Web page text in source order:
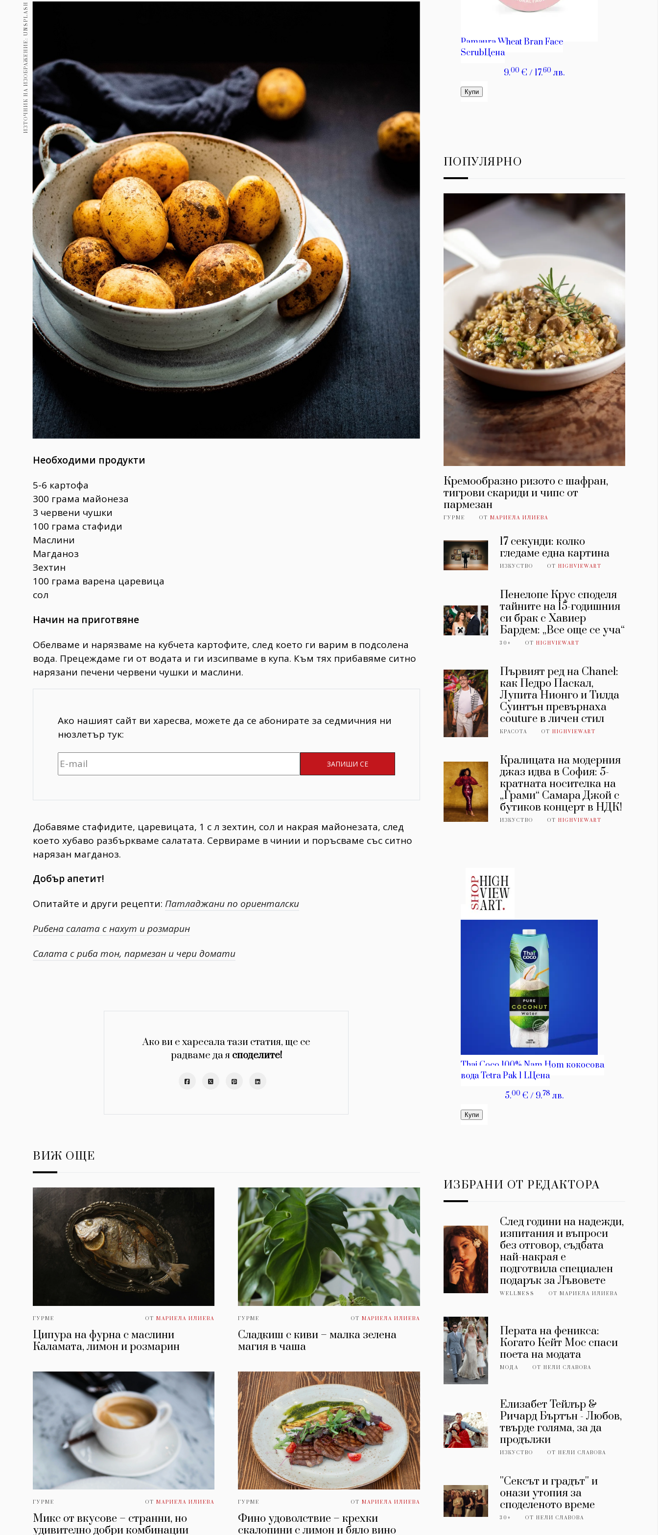
Пътувай
Здраве
Gentlemen
382
Wellness
ПОСЛЕДВАЙТЕ
НИ
ИЗТОЧНИК НА ИЗОБРАЖЕНИЕ: UNSPLASH
Необходими продукти
5-6 картофа
300 грама майонеза
3 червени чушки
100 грама стафиди
Маслини
Магданоз
Зехтин
100 грама варена царевица
сол
Начин на приготвяне
Обелваме и нарязваме на кубчета картофите, след което ги варим в подсолена
вода. Прецеждаме ги от водата и ги изсипваме в купа. Към тях прибавяме ситно
нарязани печени червени чушки и маслини.
Ако нашият сайт ви харесва, можете да се абонирате за седмичния ни
нюзлетър тук:
Добавяме стафидите, царевицата, 1 с л зехтин, сол и накрая майонезата, след
което хубаво разбъркваме салатата. Сервираме в чинии и поръсваме със ситно
нарязан магданоз.
Добър апетит!
Опитайте и други рецепти: Патладжани по ориенталски
Рибена салата с нахут и розмарин
Салата с риба тон, пармезан и чери домати
Ако ви е харесала тази статия, ще се
радваме да я споделите!
ВИЖ ОЩЕ
ГУРМЕ ОТМАРИЕЛА ИЛИЕВА
Ципура на фурна с маслини
Каламата, лимон и розмарин
ГУРМЕ ОТ МАРИЕЛА ИЛИЕВА
Сладкиш с киви – малка зелена
магия в чаша
ГУРМЕ ОТМАРИЕЛА ИЛИЕВА
Микс от вкусове – странни, но
удивително добри комбинации
ГУРМЕ ОТ МАРИЕЛА ИЛИЕВА
Фино удоволствие – крехки
скалопини с лимон и бяло вино
ПОПУЛЯРНО
Кремообразно ризото с шафран,
тигрови скариди и чипс от
пармезан
ГУРМЕ ОТ МАРИЕЛА ИЛИЕВА
17 секунди: колко
гледаме една картина
ИЗКУСТВО ОТHIGHVIEWART
Пенелопе Крус споделя
тайните на 15-годишния
си брак с Хавиер
Бардем: „Все още се уча“
30+ ОТHIGHVIEWART
Първият ред на Chanel:
как Педро Паскал,
Лупита Нионго и Тилда
Суинтън превърнаха
couture в личен стил
КРАСОТА ОТHIGHVIEWART
Кралицата на модерния
джаз идва в София: 5-
кратната носителка на
„Грами“ Самара Джой с
бутиков концерт в НДК!
ИЗКУСТВО ОТHIGHVIEWART
ИЗБРАНИ ОТ РЕДАКТОРА
След години на надежди,
изпитания и въпроси
без отговор, съдбата
най-накрая е
подготвила специален
подарък за Лъвовете
WELLNESS ОТМАРИЕЛА ИЛИЕВА
Перата на феникса:
Когато Кейт Мос спаси
поета на модата
МОДА ОТНЕЛИ СЛАВОВА
Елизабет Тейлър &
Ричард Бъртън - Любов,
твърде голяма, за да
продължи
ИЗКУСТВО ОТНЕЛИ СЛАВОВА
''Сексът и градът'' и
онази утопия за
споделеното време
30+ ОТНЕЛИ СЛАВОВА